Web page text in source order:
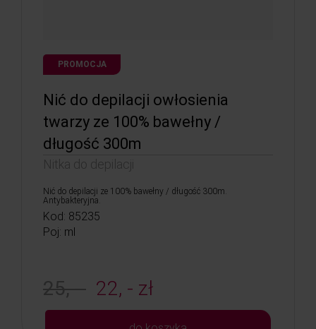
PROMOCJA
Nić do depilacji owłosienia
twarzy ze 100% bawełny /
długość 300m
Nitka do depilacji
Nić do depilacji ze 100% bawełny / długość 300m.
Antybakteryjna.
Kod: 85235
Poj: ml
25, - 22, - zł